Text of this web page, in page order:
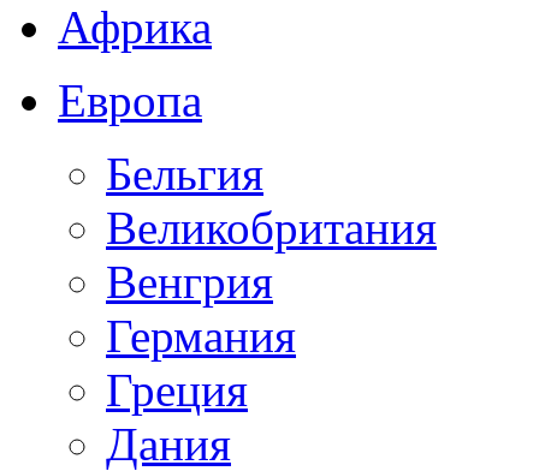
Африка
Европа
Бельгия
Великобритания
Венгрия
Германия
Греция
Дания